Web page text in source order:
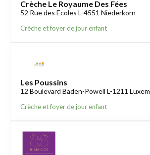
Crèche Le Royaume Des Fées
52 Rue des Ecoles L-4551 Niederkorn
Crèche et foyer de jour enfant
Les Poussins
12 Boulevard Baden-Powell L-1211
Crèche et foyer de jour enfant